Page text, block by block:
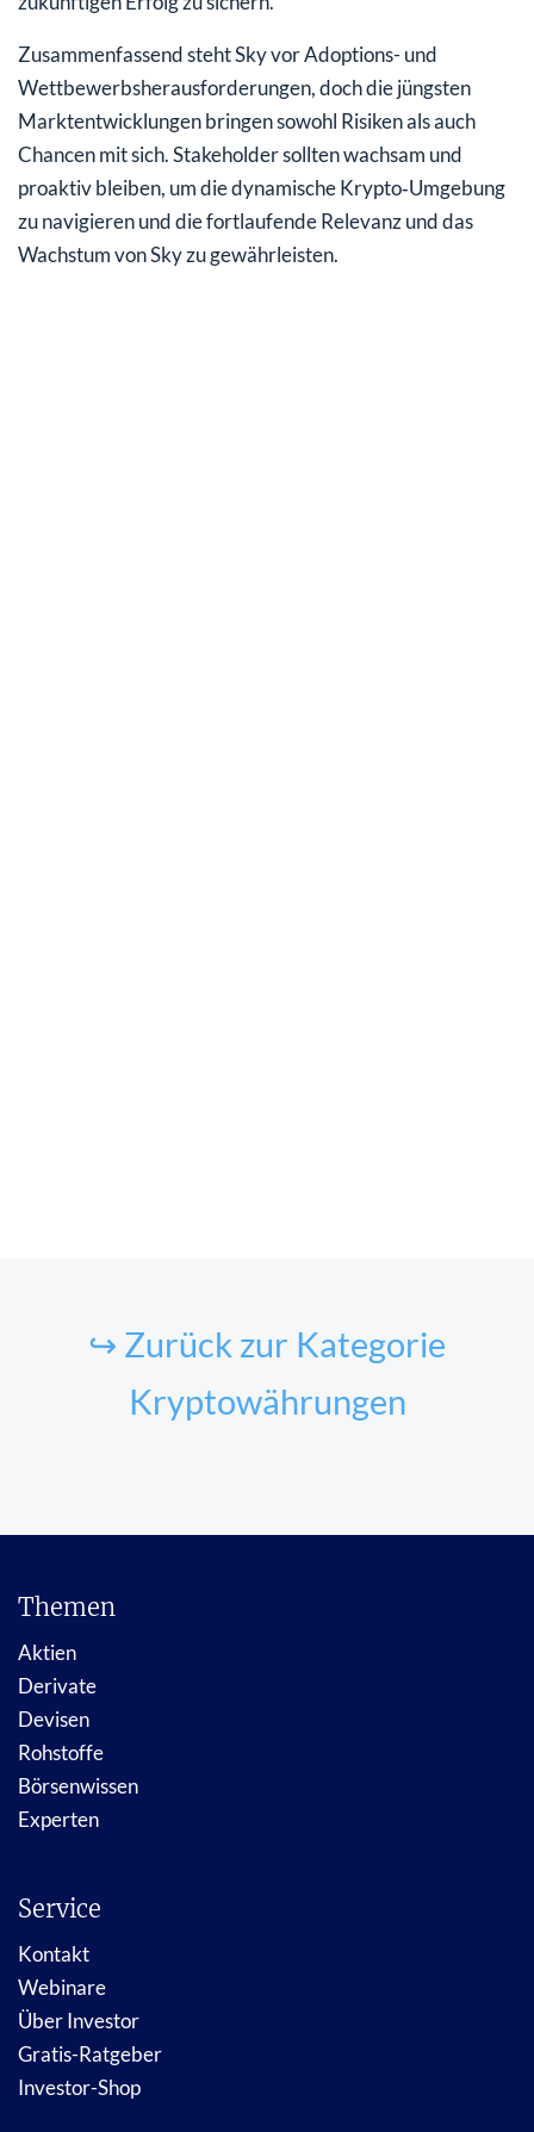
Zusammenfassend steht Sky vor Adoptions- und
Wettbewerbsherausforderungen, doch die jüngsten
Marktentwicklungen bringen sowohl Risiken als auch
Chancen mit sich. Stakeholder sollten wachsam und
proaktiv bleiben, um die dynamische Krypto‑Umgebung
zu navigieren und die fortlaufende Relevanz und das
Wachstum von Sky zu gewährleisten.
↪ Zurück zur Kategorie
Kryptowährungen
Themen
Aktien
Derivate
Devisen
Rohstoffe
Börsenwissen
Experten
Service
Kontakt
Webinare
Über Investor
Gratis-Ratgeber
Investor-Shop